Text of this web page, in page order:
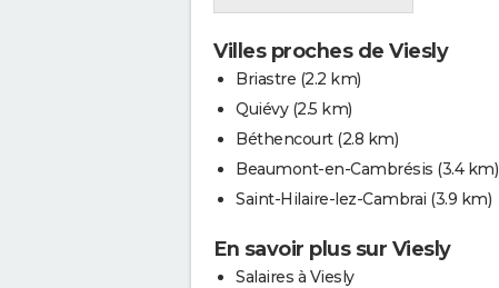
Villes proches de Viesly
Briastre (2.2 km)
Quiévy (2.5 km)
Béthencourt (2.8 km)
Beaumont-en-Cambrésis (3.4 km)
Saint-Hilaire-lez-Cambrai (3.9 km)
En savoir plus sur Viesly
Salaires à Viesly